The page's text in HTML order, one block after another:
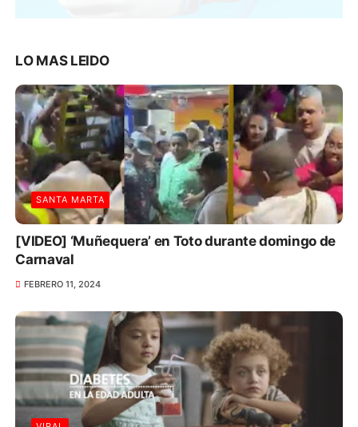
LO MAS LEIDO
SANTA MARTA
[VIDEO] ‘Muñequera’ en Toto durante domingo de
Carnaval
FEBRERO 11, 2024